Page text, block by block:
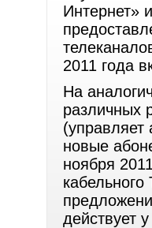
Интернет»
2011 года
На
различных
новые
ноября
действует